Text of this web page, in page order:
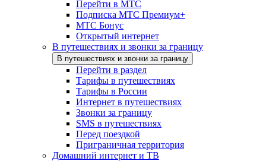
Перейти в МТС
Подписка МТС Премиум+
МТС Бонус
Открытый интернет
В путешествиях и звонки за границу
В путешествиях и звонки за границу
Перейти в раздел
Тарифы в путешествиях
Тарифы в России
Интернет в путешествиях
Звонки за границу
SMS в путешествиях
Перед поездкой
Приграничная территория
Домашний интернет и ТВ